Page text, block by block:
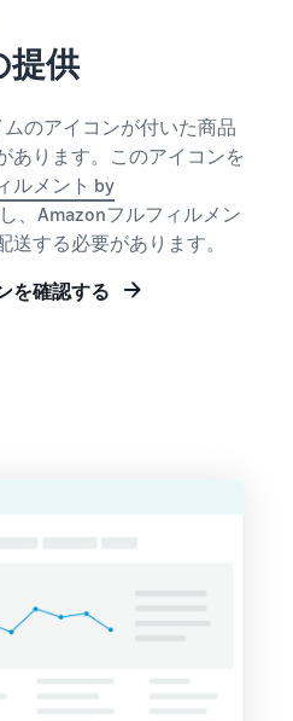
提供
のアイコンが付いた商品
あります。このアイコンを
ルメント by
、Amazonフルフィルメン
送する必要があります。
を確認する